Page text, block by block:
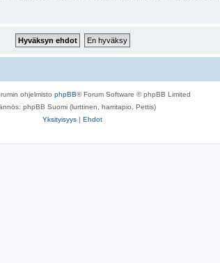
ohjelmisto phpBB® Forum Software © phpBB Limited
phpBB Suomi (lurttinen, harritapio, Pettis)
Yksityisyys | Ehdot